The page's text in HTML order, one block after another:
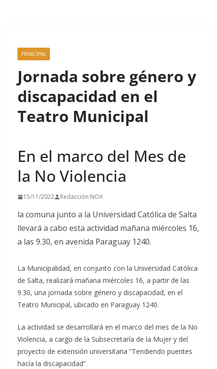
PRINCIPAL
Jornada sobre género y
discapacidad en el
Teatro Municipal
En el marco del Mes de
la No Violencia
15/11/2022 Redacción NOX
la comuna junto a la Universidad Católica de Salta
llevará a cabo esta actividad mañana miércoles 16,
a las 9.30, en avenida Paraguay 1240.
La Municipalidad, en conjunto con la Universidad Católica
de Salta, realizará mañana miércoles 16, a partir de las
9.30, una jornada sobre género y discapacidad, en el
Teatro Municipal, ubicado en Paraguay 1240.
La actividad se desarrollará en el marco del mes de la No
Violencia, a cargo de la Subsecretaría de la Mujer y del
proyecto de extensión universitaria “Tendiendo puentes
hacía la discapacidad”.